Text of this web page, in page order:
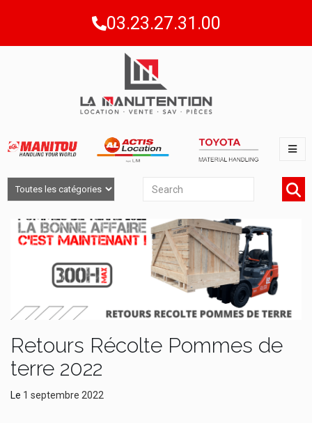
03.23.27.31.00
Retours Récolte Pommes de
terre 2022
Le 1 septembre 2022